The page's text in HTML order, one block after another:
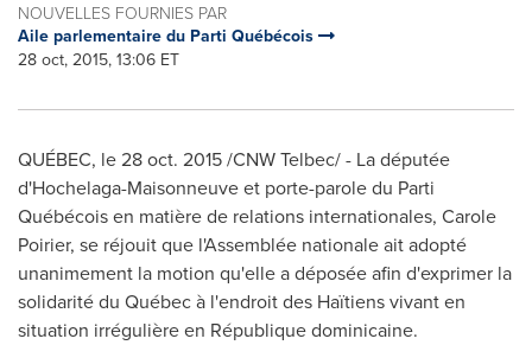
NOUVELLES FOURNIES PAR
Aile parlementaire du Parti Québécois
28 oct, 2015, 13:06 ET
QUÉBEC, le 28 oct. 2015 /CNW Telbec/ - La députée
d'Hochelaga-Maisonneuve et porte-parole du Parti
Québécois en matière de relations internationales, Carole
Poirier, se réjouit que l'Assemblée nationale ait adopté
unanimement la motion qu'elle a déposée afin d'exprimer la
solidarité du Québec à l'endroit des Haïtiens vivant en
situation irrégulière en République dominicaine.